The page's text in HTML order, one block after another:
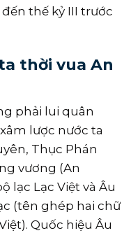
thế kỷ III trước
thời vua An
phải lui quân
lược nước ta
Thục Phán
vương (An
lạc Lạc Việt và Âu
(tên ghép hai chữ
Quốc hiệu Âu